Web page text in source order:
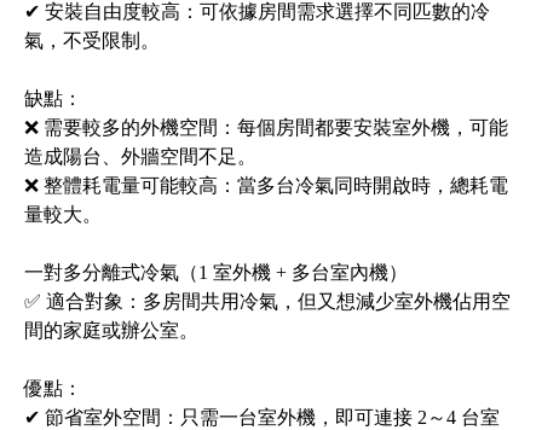
✔ 安裝自由度較高：可依據房間需求選擇不同匹數的冷
氣，不受限制。
缺點：
❌ 需要較多的外機空間：每個房間都要安裝室外機，可能
造成陽台、外牆空間不足。
❌ 整體耗電量可能較高：當多台冷氣同時開啟時，總耗電
量較大。
一對多分離式冷氣（1 室外機 + 多台室內機）
✅ 適合對象：多房間共用冷氣，但又想減少室外機佔用空
間的家庭或辦公室。
優點：
✔ 節省室外空間：只需一台室外機，即可連接 2～4 台室